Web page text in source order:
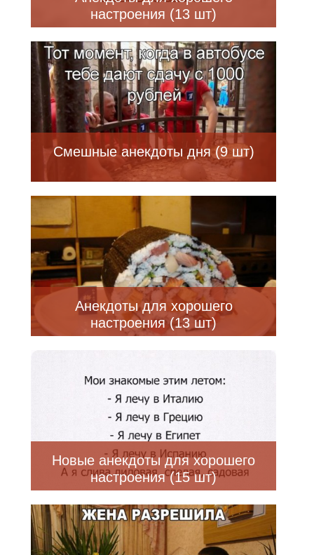
настроения (13 шт)
Смешные анекдоты дня (9 шт)
Анекдоты для хорошего
настроения (13 шт)
Новые анекдоты для хорошего
настроения (15 шт)